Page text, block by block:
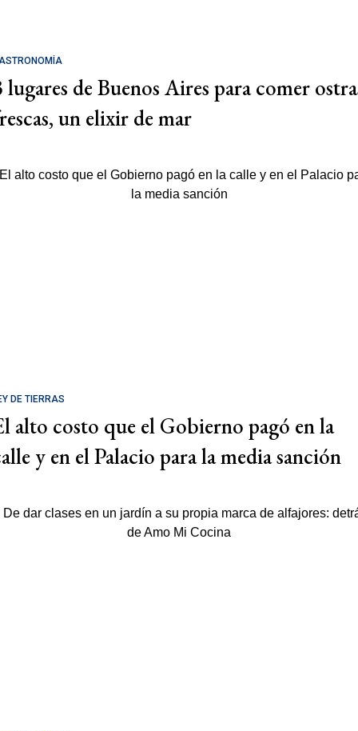
lugares de Buenos Aires para comer
un elixir de mar
DE TIERRAS
alto costo que el Gobierno pagó en la
y en el Palacio para la media sanción